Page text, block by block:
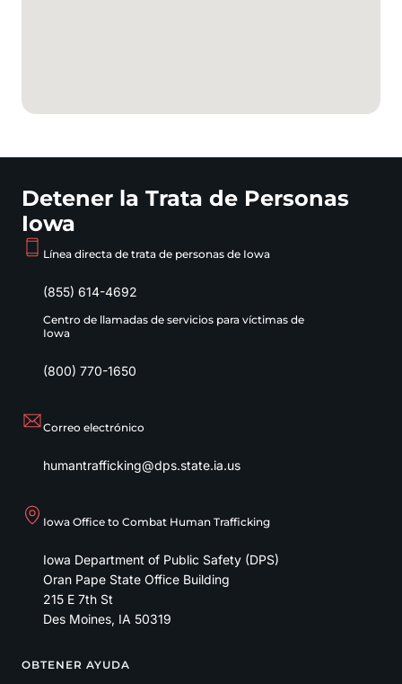
Detener la Trata de Personas
Iowa
Línea directa de trata de personas de Iowa
(855) 614-4692
Centro de llamadas de servicios para víctimas de
Iowa
(800) 770-1650
Correo electrónico
humantrafficking@dps.state.ia.us
Iowa Office to Combat Human Trafficking
Iowa Department of Public Safety (DPS)
Oran Pape State Office Building
215 E 7th St
Des Moines, IA 50319
Footer
OBTENER AYUDA